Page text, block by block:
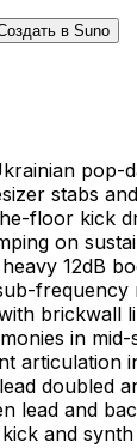
в Suno
pop-
stabs
floor kick
on
12dB
brickwall
in
articulation
doubled
lead and
and